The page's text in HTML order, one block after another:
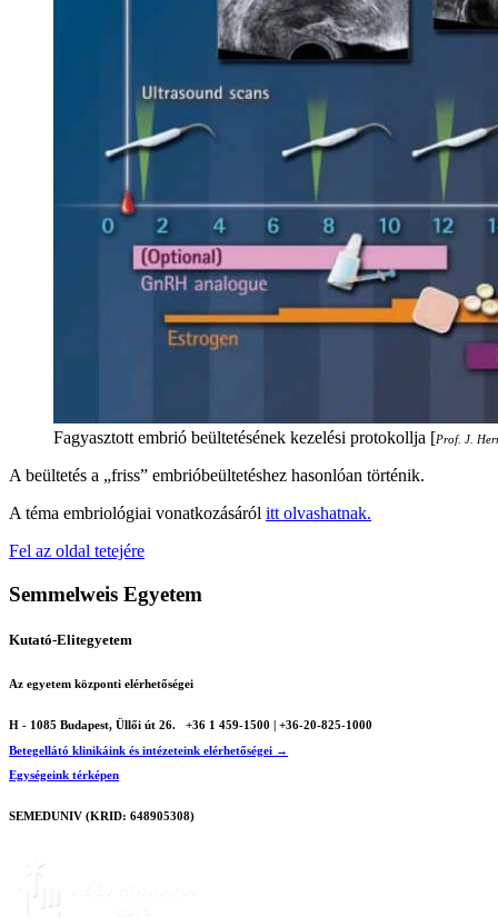
Fagyasztott embrió beültetésének kezelési protokollja [Prof. J.
A beültetés a „friss” embrióbeültetéshez hasonlóan történik.
A téma embriológiai vonatkozásáról itt olvashatnak.
Fel az oldal tetejére
Semmelweis Egyetem
Kutató-Elitegyetem
Az egyetem központi elérhetőségei
H - 1085 Budapest, Üllői út 26.
+36 1 459-1500 | +36-20-825-1000
Betegellátó klinikáink és intézeteink elérhetőségei →
Egységeink térképen
SEMEDUNIV (KRID: 648905308)